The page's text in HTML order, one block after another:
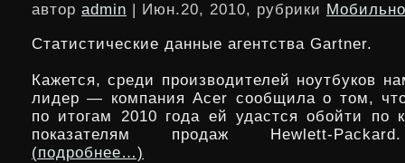
Guns’n’Glory
в
стиле
вестерн
автор admin | Июн.20, 2010, рубрики
Статистические данные агентства Gartner.
Кажется, среди производителей ноутбуков
лидер — компания Acer сообщила о том,
по итогам 2010 года ей удастся обойти по
показателям продаж Hewlett-
(подробнее…)